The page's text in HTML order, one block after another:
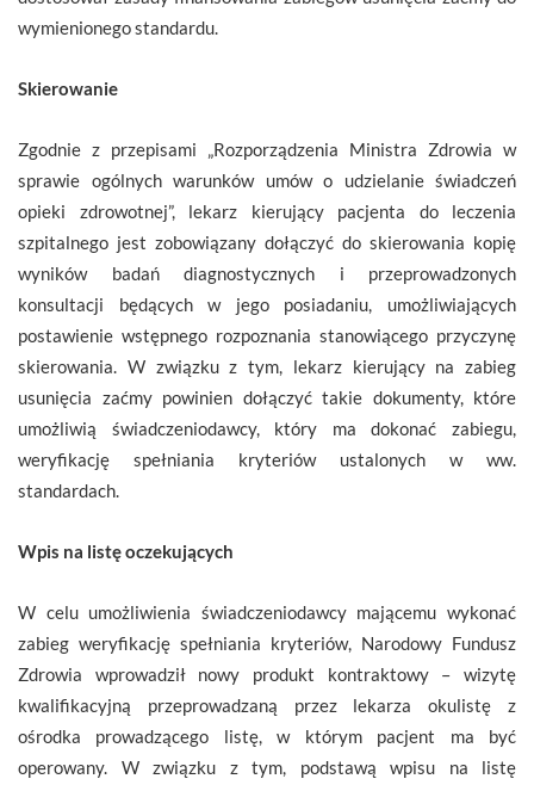
wymienionego standardu.
Skierowanie
Zgodnie z przepisami „Rozporządzenia Ministra Zdrowia w
sprawie ogólnych warunków umów o udzielanie świadczeń
opieki zdrowotnej”, lekarz kierujący pacjenta do leczenia
szpitalnego jest zobowiązany dołączyć do skierowania kopię
wyników badań diagnostycznych i przeprowadzonych
konsultacji będących w jego posiadaniu, umożliwiających
postawienie wstępnego rozpoznania stanowiącego przyczynę
skierowania. W związku z tym, lekarz kierujący na zabieg
usunięcia zaćmy powinien dołączyć takie dokumenty, które
umożliwią świadczeniodawcy, który ma dokonać zabiegu,
weryfikację spełniania kryteriów ustalonych w ww.
standardach.
Wpis na listę oczekujących
W celu umożliwienia świadczeniodawcy mającemu wykonać
zabieg weryfikację spełniania kryteriów, Narodowy Fundusz
Zdrowia wprowadził nowy produkt kontraktowy – wizytę
kwalifikacyjną przeprowadzaną przez lekarza okulistę z
ośrodka prowadzącego listę, w którym pacjent ma być
operowany. W związku z tym, podstawą wpisu na listę